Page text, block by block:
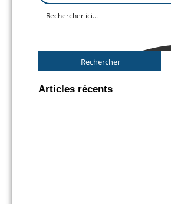
Rechercher
Articles récents